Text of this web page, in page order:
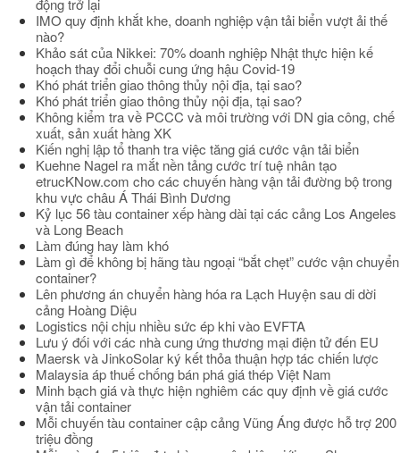
động trở lại
IMO quy định khắt khe, doanh nghiệp vận tải biển vượt ải thế
nào?
Khảo sát của Nikkei: 70% doanh nghiệp Nhật thực hiện kế
hoạch thay đổi chuỗi cung ứng hậu Covid-19
Khó phát triển giao thông thủy nội địa, tại sao?
Khó phát triển giao thông thủy nội địa, tại sao?
Không kiểm tra về PCCC và môi trường với DN gia công, chế
xuất, sản xuất hàng XK
Kiến nghị lập tổ thanh tra việc tăng giá cước vận tải biển
Kuehne Nagel ra mắt nền tảng cước trí tuệ nhân tạo
etrucKNow.com cho các chuyến hàng vận tải đường bộ trong
khu vực châu Á Thái Bình Dương
Kỷ lục 56 tàu container xếp hàng dài tại các cảng Los Angeles
và Long Beach
Làm đúng hay làm khó
Làm gì để không bị hãng tàu ngoại “bắt chẹt” cước vận chuyển
container?
Lên phương án chuyển hàng hóa ra Lạch Huyện sau di dời
cảng Hoàng Diệu
Logistics nội chịu nhiều sức ép khi vào EVFTA
Lưu ý đối với các nhà cung ứng thương mại điện tử đến EU
Maersk và JinkoSolar ký kết thỏa thuận hợp tác chiến lược
Malaysia áp thuế chống bán phá giá thép Việt Nam
Minh bạch giá và thực hiện nghiêm các quy định về giá cước
vận tải container
Mỗi chuyến tàu container cập cảng Vũng Áng được hỗ trợ 200
triệu đồng